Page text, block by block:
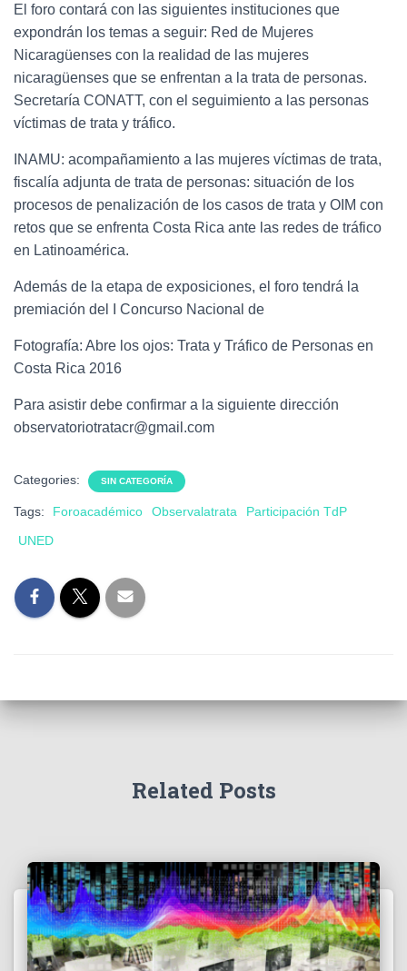
El foro contará con las siguientes instituciones que
expondrán los temas a seguir: Red de Mujeres
Nicaragüenses con la realidad de las mujeres
nicaragüenses que se enfrentan a la trata de personas.
Secretaría CONATT, con el seguimiento a las personas
víctimas de trata y tráfico.
INAMU: acompañamiento a las mujeres víctimas de trata,
fiscalía adjunta de trata de personas: situación de los
procesos de penalización de los casos de trata y OIM con
retos que se enfrenta Costa Rica ante las redes de tráfico
en Latinoamérica.
Además de la etapa de exposiciones, el foro tendrá la
premiación del I Concurso Nacional de
Fotografía: Abre los ojos: Trata y Tráfico de Personas en
Costa Rica 2016
Para asistir debe confirmar a la siguiente dirección
observatoriotratacr@gmail.com
Categories: SIN CATEGORÍA
Tags: Foroacadémico Observalatrata
Participación TdP
UNED
Related Posts